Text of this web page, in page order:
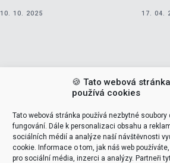
🍪 Tato webová stránka
používá cookies
Tato webová stránka používá nezbytné
fungování. Dále k personalizaci obsahu a
sociálních médií a analýze naší návštěvnosti
cookie. Informace o tom, jak náš web
pro sociální média, inzerci a analýzy. Partneři
10. 10. 2025 17. 04.
Stáhněte si naši
brožuru
Zadejte svou firemní e-mailovou
pošleme naši aktuální